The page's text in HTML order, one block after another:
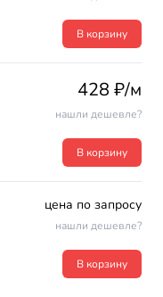
В корзину
428 ₽/м
нашли дешевле?
В корзину
цена по запросу
нашли дешевле?
В корзину